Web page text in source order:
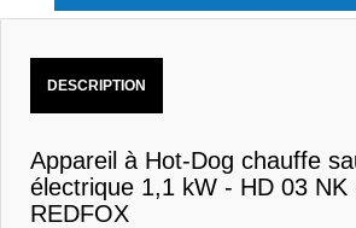
DESCRIPTION
Appareil à Hot-Dog chauffe
électrique 1,1 kW - HD 03 NK
REDFOX